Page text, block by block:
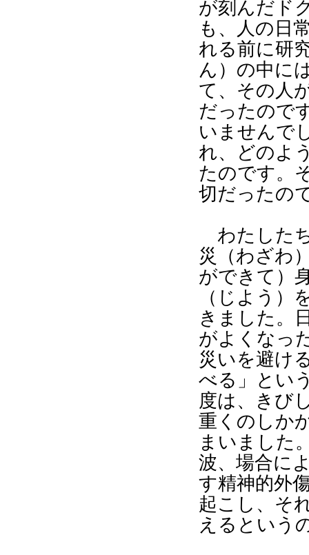
が刻んだド
も、人の日
れる前に研
ん）の中に
て、その人
だったので
いませんで
れ、どのよ
たのです。
切だったの
わたした
災（わざわ
ができて）
（じよう）
きました。
がよくなっ
災いを避け
べる」とい
度は、きび
重くのしか
まいました
波、場合に
す精神的外
起こし、そ
えるという